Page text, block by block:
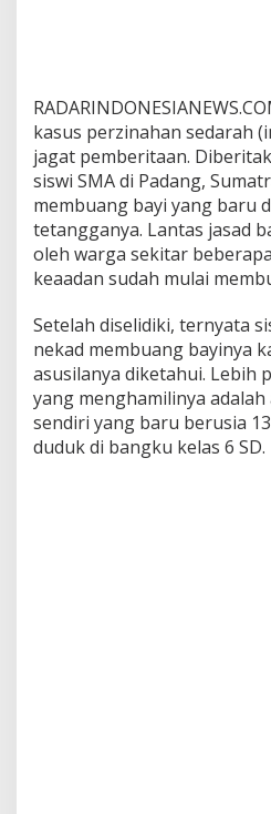
kasus perzinahan sedarah
jagat pemberitaan.
siswi SMA di Padang,
membuang bayi yang baru
tetangganya. Lantas jasad
oleh warga sekitar
keaadan sudah mulai
Setelah diselidiki, ternyata
nekad membuang bayinya
asusilanya diketahui. Lebih
yang menghamilinya
sendiri yang baru berusia
duduk di bangku kelas 6 SD.